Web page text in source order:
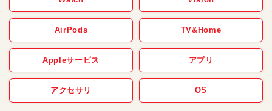
AirPods TV&Home
Appleサービス アプリ
アクセサリ OS